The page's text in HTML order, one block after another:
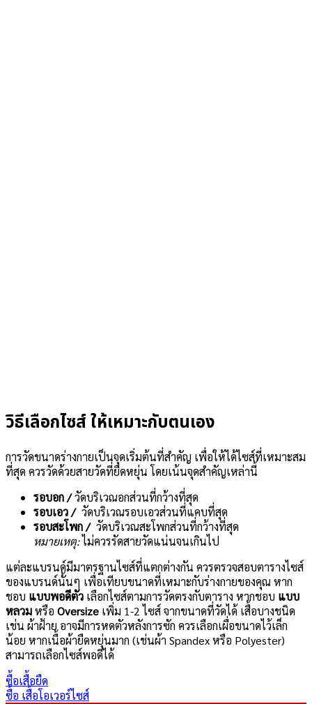
วิธีเลือกไซส์ ให้เหมาะกับตนเอง
การวัดขนาดร่างกายเป็นจุดเริ่มต้นที่สำคัญ เพื่อให้ได้ไซส์ที่เหมาะสม
ที่สุด ควรวัดด้วยสายวัดที่ยืดหยุ่น โดยเน้นจุดสำคัญเหล่านี้
รอบอก /วัดบริเวณอกส่วนที่กว้างที่สุด
รอบเอว / วัดบริเวณรอบเอวส่วนที่แคบที่สุด
รอบสะโพก / วัดบริเวณสะโพกส่วนที่กว้างที่สุด
หมายเหตุ:ไม่ควรรัดสายวัดแน่นจนเกินไป
แต่ละแบรนด์มีมาตรฐานไซส์ที่แตกต่างกัน ควรตรวจสอบตารางไซส์
ของแบรนด์นั้นๆ เพื่อเทียบขนาดที่เหมาะกับร่างกายของคุณ หาก
ชอบ แบบพอดีตัว เลือกไซส์ตามการวัดตรงกับตาราง หากชอบ แบบ
หลวมหรือ Oversize เพิ่ม 1-2 ไซส์ จากขนาดที่วัดได้ เสื้อบางชนิด
เช่น ผ้าฝ้าย อาจมีการหดตัวหลังการซัก ควรเลือกเผื่อขนาดไว้เล็ก
น้อย หากเนื้อผ้ายืดหยุ่นมาก (เช่นผ้า Spandex หรือ Polyester)
สามารถเลือกไซส์พอดีได้
ซื้อเสื้อยืด
ซื้อ เสื้อโอเวอร์ไซส์